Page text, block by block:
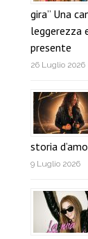
gira” Una
leggerezza
presente
26 Luglio 2026
storia
9 Luglio 2026